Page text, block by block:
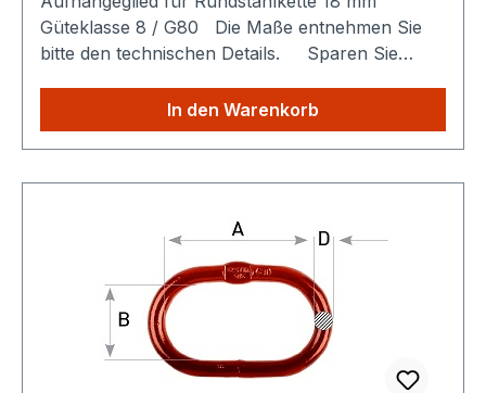
Güteklasse 8 / G80 Die Maße entnehmen Sie
bitte den technischen Details. Sparen Sie
unserem Shop kaufen, Sie zahlen nur einmalig
die höheren Versandkosten.
In den Warenkorb